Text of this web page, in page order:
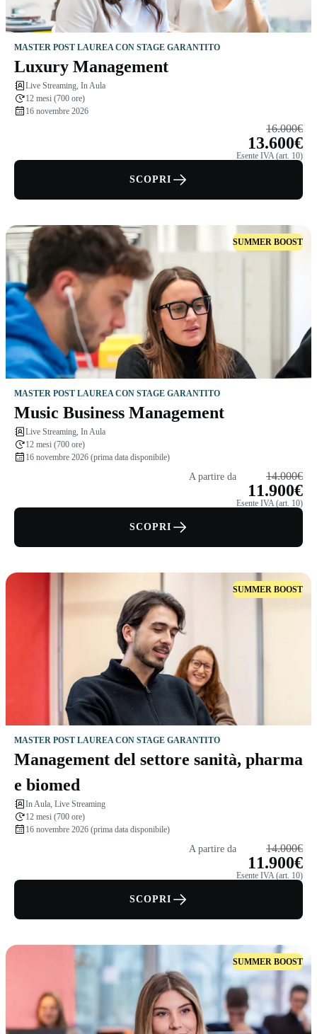
MASTER POST LAUREA CON STAGE GARANTITO
Luxury Management
Live Streaming, In Aula
12 mesi (700 ore)
16 novembre 2026
16.000€
13.600€
Esente IVA (art. 10)
SCOPRI
SUMMER BOOST
MASTER POST LAUREA CON STAGE GARANTITO
Music Business Management
Live Streaming, In Aula
12 mesi (700 ore)
16 novembre 2026 (prima data disponibile)
A partire da 14.000€
11.900€
Esente IVA (art. 10)
SCOPRI
SUMMER BOOST
MASTER POST LAUREA CON STAGE GARANTITO
Management del settore sanità, pharma
e biomed
In Aula, Live Streaming
12 mesi (700 ore)
16 novembre 2026 (prima data disponibile)
A partire da 14.000€
11.900€
Esente IVA (art. 10)
SCOPRI
SUMMER BOOST